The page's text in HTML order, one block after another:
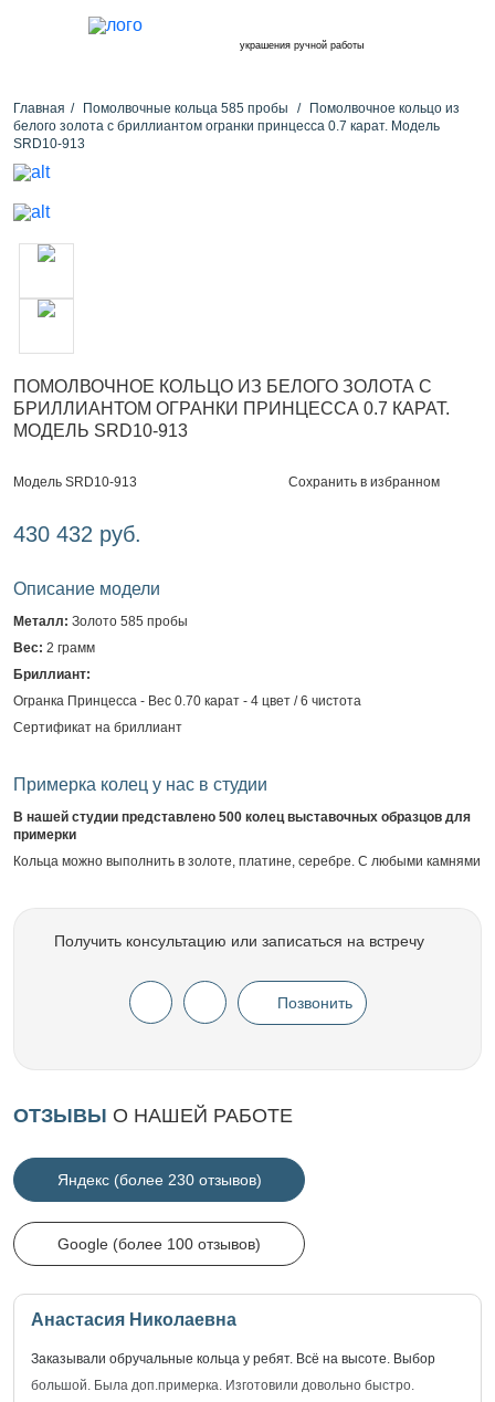
украшения ручной работы
Главная Помолвочные кольца 585 пробы
Помолвочное кольцо из
белого золота с бриллиантом огранки принцесса 0.7 карат. Модель
SRD10-913
ПОМОЛВОЧНОЕ КОЛЬЦО ИЗ БЕЛОГО ЗОЛОТА С
БРИЛЛИАНТОМ ОГРАНКИ ПРИНЦЕССА 0.7 КАРАТ.
МОДЕЛЬ SRD10-913
Модель SRD10-913 Сохранить в избранном
430 432 руб.
Описание модели
Металл: Золото 585 пробы
Вес: 2 грамм
Бриллиант:
Огранка Принцесса - Вес 0.70 карат - 4 цвет / 6 чистота
Сертификат на бриллиант
Примерка колец у нас в студии
В нашей студии представлено 500 колец выставочных образцов для
примерки
Кольца можно выполнить в золоте, платине, серебре. С любыми камнями
Получить консультацию или записаться на встречу
Позвонить
ОТЗЫВЫ О НАШЕЙ РАБОТЕ
Яндекс (более 230 отзывов)
Google (более 100 отзывов)
Анастасия Николаевна
Заказывали обручальные кольца у ребят. Всё на высоте. Выбор
большой. Была доп.примерка. Изготовили довольно быстро.